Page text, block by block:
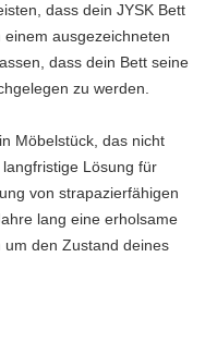
dass dein JYSK Bett
ausgezeichneten
dass dein Bett seine
zu werden.
Möbelstück, das nicht
Lösung für
von strapazierfähigen
lang eine erholsame
den Zustand deines